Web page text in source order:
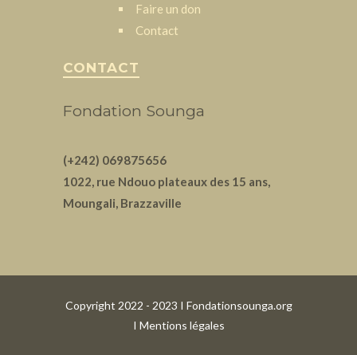
Faire un don
Contact
CONTACT
Fondation Sounga
(+242) 069875656
1022, rue Ndouo plateaux des 15 ans,
Moungali, Brazzaville
Copyright 2022 - 2023 I Fondationsounga.org
I Mentions légales